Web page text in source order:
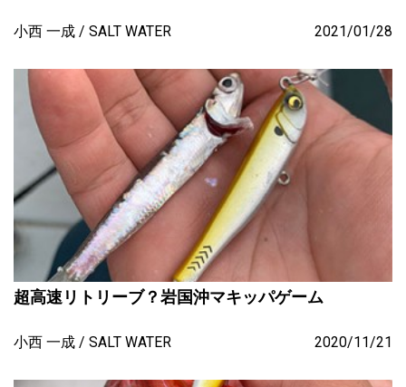
小西 一成 SALT WATER 2021/01/28
超高速リトリーブ？岩国沖マキッパゲーム
小西 一成 SALT WATER 2020/11/21